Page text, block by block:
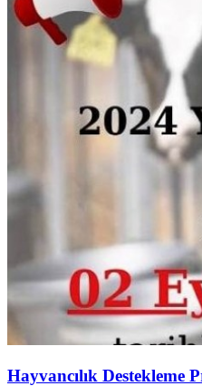
Hayvancılık Destekleme